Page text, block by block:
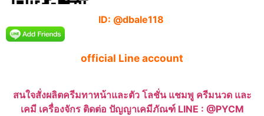
ID: @dbale118
official Line account
สนใจสั่งผลิตครีมทาหน้าและตัว โลชั่น แชมพู ครีมนวด และ
เคมี เครื่องจักร ติดต่อ ปัญญาเคมีภัณฑ์ LINE : @PYCM